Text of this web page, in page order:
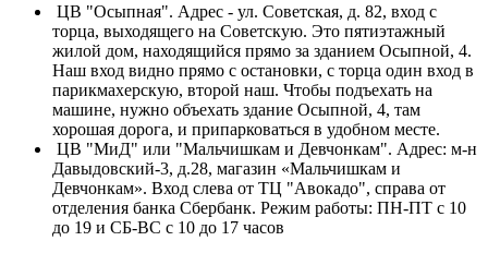
ЦВ "Осыпная". Адрес - ул. Советская, д. 82, вход с
торца, выходящего на Советскую. Это пятиэтажный
жилой дом, находящийся прямо за зданием Осыпной, 4.
Наш вход видно прямо с остановки, с торца один вход в
парикмахерскую, второй наш. Чтобы подъехать на
машине, нужно объехать здание Осыпной, 4, там
хорошая дорога, и припарковаться в удобном месте.
ЦВ "МиД" или "Мальчишкам и Девчонкам". Адрес: м-н
Давыдовский-3, д.28, магазин «Мальчишкам и
Девчонкам». Вход слева от ТЦ "Авокадо", справа от
отделения банка Сбербанк. Режим работы: ПН-ПТ с 10
до 19 и СБ-ВС с 10 до 17 часов